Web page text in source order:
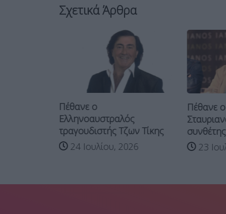
Σχετικά Άρθρα
Πέθανε ο
Ελληνοαυστραλός
τραγουδιστής Τζων Τίκης
24 Ιουλίου, 2026
Πέθανε
συνθέτης
23